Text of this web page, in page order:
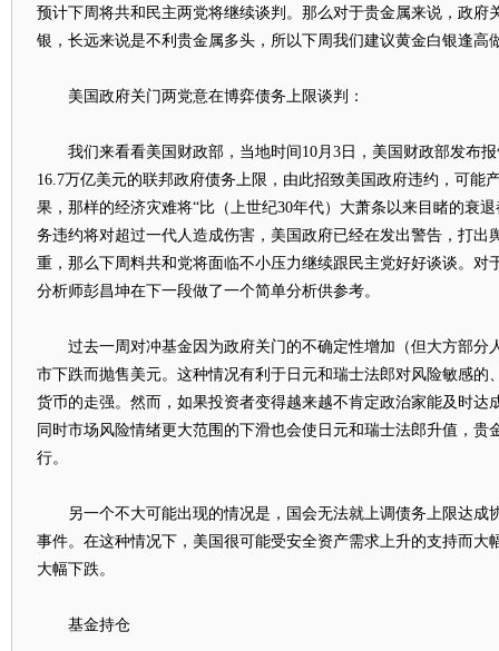
预计下周将共和民主两党将继续谈判。那么对于贵金属来说，政府
银，长远来说是不利贵金属多头，所以下周我们建议黄金白银逢高
美国政府关门两党意在博弈债务上限谈判：
我们来看看美国财政部，当地时间10月3日，美国财政部发布报
16.7万亿美元的联邦政府债务上限，由此招致美国政府违约，可能
果，那样的经济灾难将“比（上世纪30年代）大萧条以来目睹的衰
务违约将对超过一代人造成伤害，美国政府已经在发出警告，打出
重，那么下周料共和党将面临不小压力继续跟民主党好好谈谈。对
分析师彭昌坤在下一段做了一个简单分析供参考。
过去一周对冲基金因为政府关门的不确定性增加（但大方部分
市下跌而抛售美元。这种情况有利于日元和瑞士法郎对风险敏感的
货币的走强。然而，如果投资者变得越来越不肯定政治家能及时达
同时市场风险情绪更大范围的下滑也会使日元和瑞士法郎升值，贵
行。
另一个不大可能出现的情况是，国会无法就上调债务上限达成
事件。在这种情况下，美国很可能受安全资产需求上升的支持而大
大幅下跌。
基金持仓